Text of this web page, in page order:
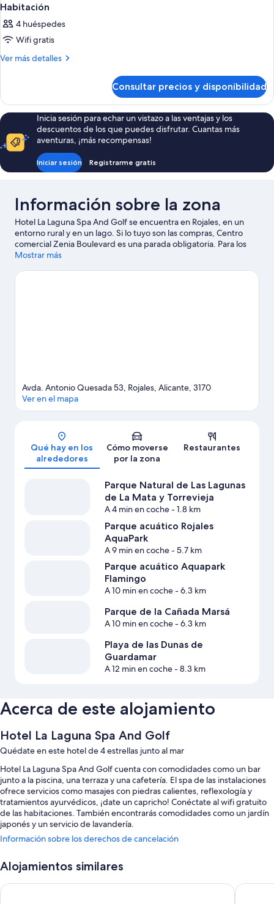
Habitación
4 huéspedes
Wifi gratis
Ver más detalles
Más
Consultar precios y disponibilidad
Inicia sesión para echar un vistazo a las ventajas y los
descuentos de los que puedes disfrutar. Cuantas más
aventuras, ¡más recompensas!
Iniciar sesión Registrarme gratis
Información sobre la zona
Hotel La Laguna Spa And Golf se encuentra en Rojales, en un
entorno rural y en un lago. Si lo tuyo son las compras, Centro
comercial Zenia Boulevard es una parada obligatoria. Para los
que prefieren sumergirse en la naturaleza, Playa La Mata y Playa
AquaPark y Parque acuático Aquapark Flamingo también
Mostrar más
Mapa
Avda. Antonio Quesada 53, Rojales, Alicante, 3170
Ver en el mapa
Qué hay en los
alrededores
Cómo moverse
por la zona
Restaurantes
Parque Natural de Las Lagunas
de La Mata y Torrevieja
A 4 min en coche- 1.8 km
Parque acuático Rojales
AquaPark
A 9 min en coche- 5.7 km
Parque acuático Aquapark
Flamingo
A 10 min en coche- 6.3 km
Parque de la Cañada Marsá
A 10 min en coche- 6.3 km
Playa de las Dunas de
Guardamar
A 12 min en coche- 8.3 km
Acerca de este alojamiento
Hotel La Laguna Spa And Golf
Quédate en este hotel de 4 estrellas junto al mar
Hotel La Laguna Spa And Golf cuenta con comodidades como un bar
junto a la piscina, una terraza y una cafetería. El spa de las instalaciones
ofrece servicios como masajes con piedras calientes, reflexología y
tratamientos ayurvédicos, ¡date un capricho! Conéctate al wifi gratuito
de las habitaciones. También encontrarás comodidades como un jardín
japonés y un servicio de lavandería.
También hay otros servicios, como:
Una piscina al aire libre de temporada con tumbonas
Desayuno bufé (de pago), bicicletas de alquiler y un punto de
Información sobre los derechos de cancelación
Alojamientos similares
Dña Monse Hotel Spa & Golf Hotel